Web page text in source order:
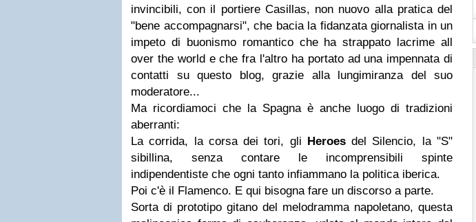
invincibili, con il portiere Casillas, non nuovo alla pratica del
"bene accompagnarsi", che bacia la fidanzata giornalista in un
impeto di buonismo romantico che ha strappato lacrime all
over the worlde che fra l'altro ha portato ad una impennata di
contatti su questo blog, grazie alla lungimiranza del suo
moderatore...
Ma ricordiamoci che la Spagna è anche luogo di tradizioni
aberranti:
La corrida, la corsa dei tori, gli Heroesdel Silencio, la "S"
sibillina, senza contare le incomprensibili spinte
indipendentiste che ogni tanto infiammano la politica iberica.
Poi c'è il Flamenco. E qui bisogna fare un discorso a parte.
Sorta di prototipo gitano del melodramma napoletano, questa